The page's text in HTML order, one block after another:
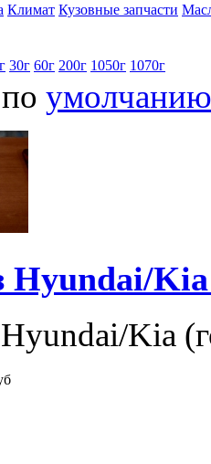
Климат Кузовные запчасти
30г 60г 200г 1050г 1070г
умолчанию
Hyundai/
Kia